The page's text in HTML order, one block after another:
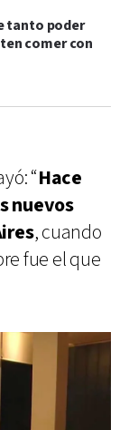
tanto poder
comer con
“Hace
nuevos
, cuando
fue el que